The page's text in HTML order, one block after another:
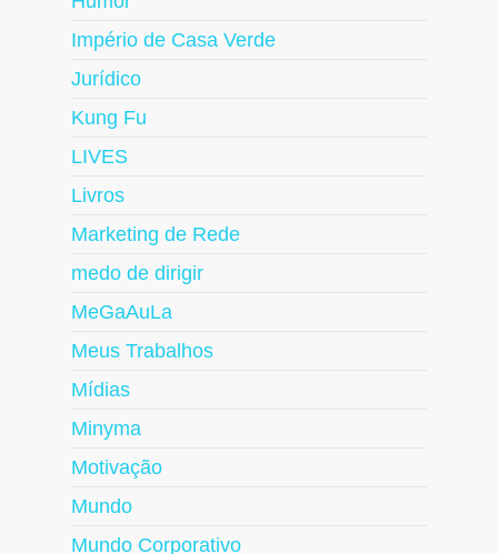
Império de Casa Verde
Jurídico
Kung Fu
LIVES
Livros
Marketing de Rede
medo de dirigir
MeGaAuLa
Meus Trabalhos
Mídias
Minyma
Motivação
Mundo
Mundo Corporativo